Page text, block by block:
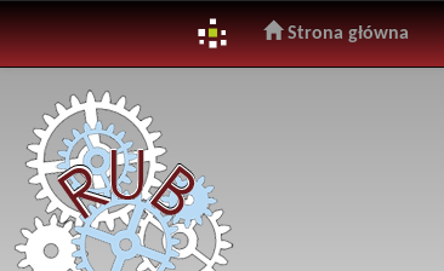
navigation
Strona główna